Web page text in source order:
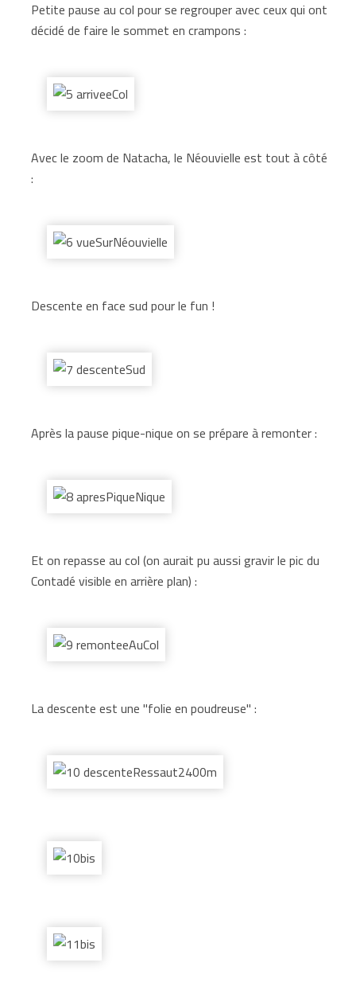
Petite pause au col pour se regrouper avec ceux qui ont
décidé de faire le sommet en crampons :
Avec le zoom de Natacha, le Néouvielle est tout à côté
:
Descente en face sud pour le fun !
Après la pause pique-nique on se prépare à remonter :
Et on repasse au col (on aurait pu aussi gravir le pic du
Contadé visible en arrière plan) :
La descente est une "folie en poudreuse" :